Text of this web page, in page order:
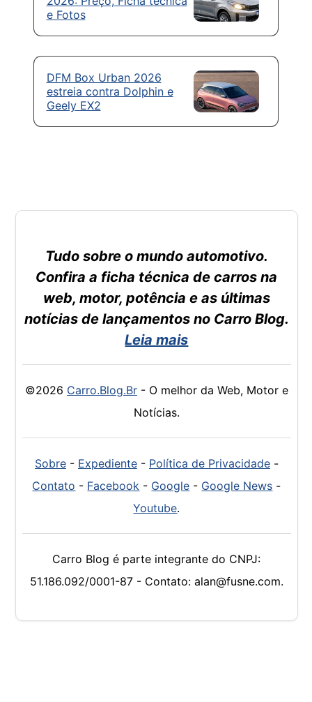
e Fotos
DFM Box Urban 2026
estreia contra Dolphin e
Geely EX2
Tudo sobre o mundo automotivo.
Confira a ficha técnica de carros na
web, motor, potência e as últimas
notícias de lançamentos no Carro Blog.
Leia mais
©2026 Carro.Blog.Br- O melhor da Web, Motor e
Notícias.
Sobre- Expediente- Política de Privacidade-
Contato - Facebook - Google - Google News -
Youtube.
Carro Blog é parte integrante do CNPJ:
51.186.092/0001-87 - Contato: alan@fusne.com.